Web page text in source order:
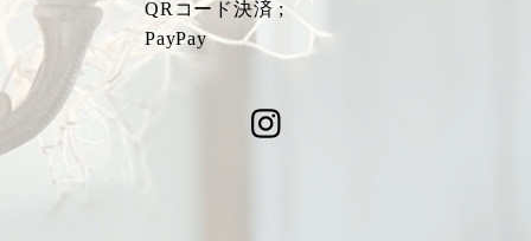
QRコード決済 ;
PayPay